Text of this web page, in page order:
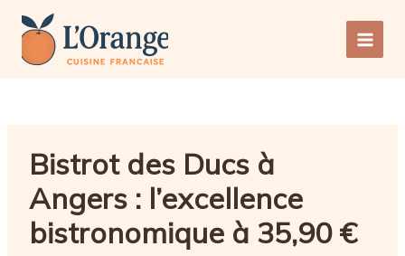
contenu
Main
Bistrot des Ducs à
Angers : l’excellence
bistronomique à 35,90 €